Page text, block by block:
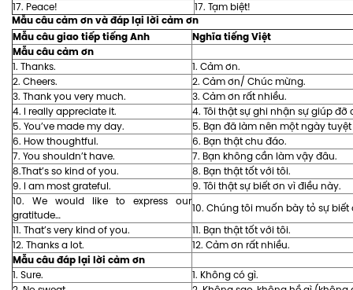
17. Peace!
17. Tạm biệt!
Mẫu câu cảm ơn và đáp lại lời cảm ơn
Mẫu câu giao tiếp tiếng Anh
Nghĩa tiếng Việt
Mẫu câu cảm ơn
1. Thanks.
1. Cảm ơn.
2. Cheers.
2. Cảm ơn/ Chúc mừng.
3. Thank you very much.
3. Cảm ơn rất nhiều.
4. I really appreciate it.
4. Tôi thật sự ghi nhận sự giúp đỡ
5. You’ve made my day.
5. Bạn đã làm nên một ngày
6. How thoughtful.
6. Bạn thật chu đáo.
7. You shouldn’t have.
7. Bạn không cần làm vậy đâu.
8.That’s so kind of you.
8. Bạn thật tốt với tôi.
9. I am most grateful.
9. Tôi thật sự biết ơn vì điều này.
10. We would like to express our
gratitude…
10. Chúng tôi muốn bày tỏ sự biết
11. That’s very kind of you.
11. Bạn thật tốt với tôi.
12. Thanks a lot.
12. Cảm ơn rất nhiều.
Mẫu câu đáp lại lời cảm ơn
1. Sure.
1. Không có gì.